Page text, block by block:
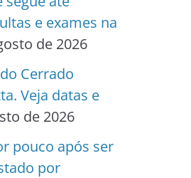
e exames na
de 2026
Cerrado
Veja datas e
de 2026
pouco após ser
por